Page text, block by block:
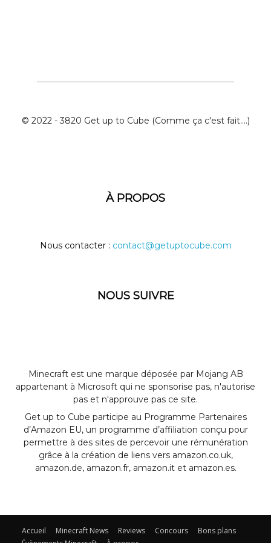
© 2022 - 3820 Get up to Cube (Comme ça c'est fait....)
À PROPOS
Nous contacter : contact@getuptocube.com
NOUS SUIVRE
Minecraft est une marque déposée par Mojang AB
appartenant à Microsoft qui ne sponsorise pas, n'autorise
pas et n'approuve pas ce site.
Get up to Cube participe au Programme Partenaires
d’Amazon EU, un programme d’affiliation conçu pour
permettre à des sites de percevoir une rémunération
grâce à la création de liens vers amazon.co.uk,
amazon.de, amazon.fr, amazon.it et amazon.es.
Accueil Minecraft News Reviews Concours
Bons plans